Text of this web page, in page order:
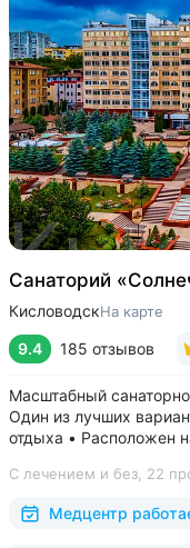
Санаторий
КисловодскНа карте
9.4 185 отзывов
Масштабный
Один из лучших
отдыха • Расположен
за 15 минут •
и основных
С лечением и без, 22
Медцентр